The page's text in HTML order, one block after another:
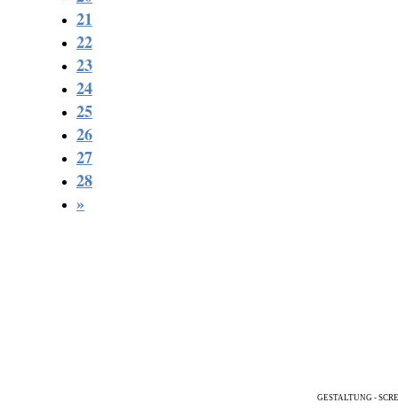
21
22
23
24
25
26
27
28
»
GESTALTUNG -